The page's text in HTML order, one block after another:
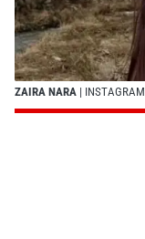
ZAIRA NARA | INSTAGRAM